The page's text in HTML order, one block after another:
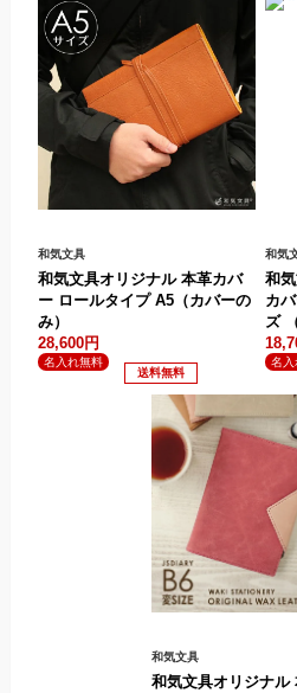
和気文具
和気文具オリジナル 本革カバ
ー ロールタイプ A5（カバーの
み）
28,600円
和気
和
カ
ズ
和気文具
和気文具オリジナル